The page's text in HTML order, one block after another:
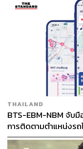
THAILAND
BTS-EBM-NBM จับ
การติดตามตำแหน่งร